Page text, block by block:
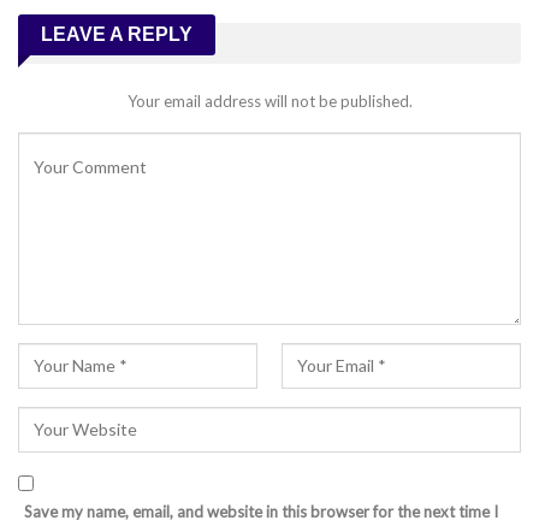
LEAVE A REPLY
Your email address will not be published.
Save my name, email, and website in this browser for the next time I